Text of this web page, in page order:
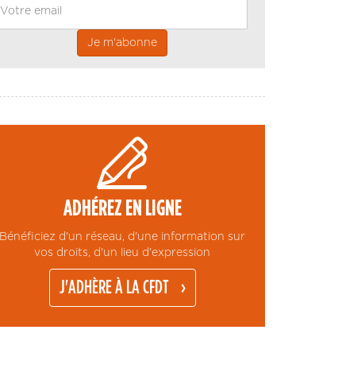
ADHÉREZ EN LIGNE
Bénéficiez d'un réseau, d'une information sur
vos droits, d'un lieu d'expression
J'ADHÈRE À LA CFDT